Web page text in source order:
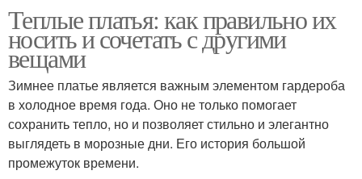
Теплые платья: как правильно их
носить и сочетать с другими
вещами
Зимнее платье является важным элементом гардероба
в холодное время года. Оно не только помогает
сохранить тепло, но и позволяет стильно и элегантно
выглядеть в морозные дни. Его история большой
промежуток времени.